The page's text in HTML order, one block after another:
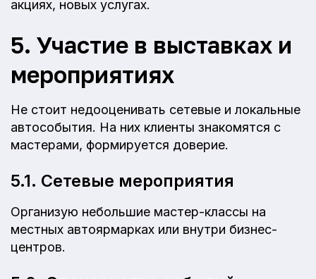
акциях, новых услугах.
5. Участие в выставках и
мероприятиях
Не стоит недооценивать сетевые и локальные
автособытия. На них клиенты знакомятся с
мастерами, формируется доверие.
5.1. Сетевые мероприятия
Организую небольшие мастер-классы на
местных автоярмарках или внутри бизнес-
центров.